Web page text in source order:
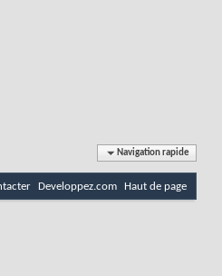
Navigation rapide
Developpez.com Haut de page